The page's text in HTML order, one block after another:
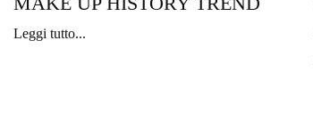
Leggi tutto...